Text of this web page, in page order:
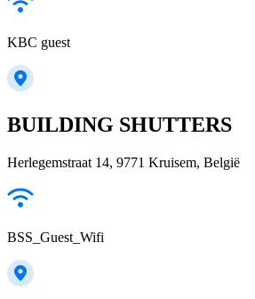
KBC guest
BUILDING SHUTTERS
Herlegemstraat 14, 9771 Kruisem, België
BSS_Guest_Wifi